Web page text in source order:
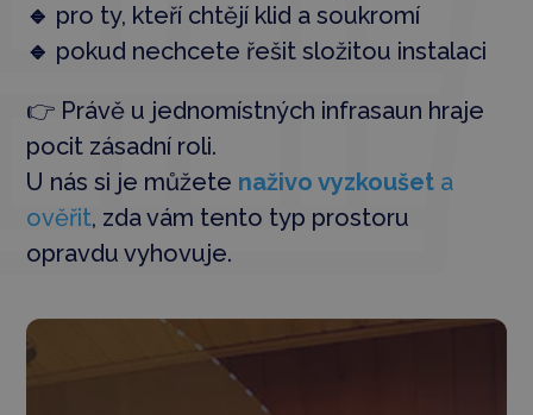
🔹 pro ty, kteří chtějí klid a soukromí
🔹 pokud nechcete řešit složitou instalaci
👉 Právě u jednomístných infrasaun hraje
pocit zásadní roli.
U nás si je můžete naživo vyzkoušet a
ověřit, zda vám tento typ prostoru
opravdu vyhovuje.